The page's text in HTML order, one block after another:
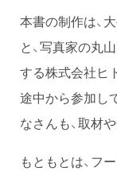
本書の制作は、
と、写真家の丸
する株式会社ヒ
途中から参加し
なさんも、取材
もともとは、フ